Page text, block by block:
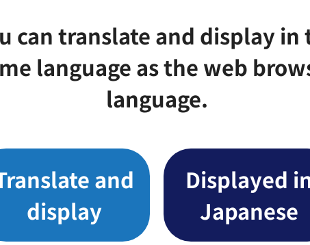
can translate and display in
language as the web
language.
and
display
Displayed
Japanese
4,484KB）（別ウィンドウで開きます）
506KB）（別ウィンドウで開きます）
ます「様式集」を参照）に必要事項を記入し、必要書